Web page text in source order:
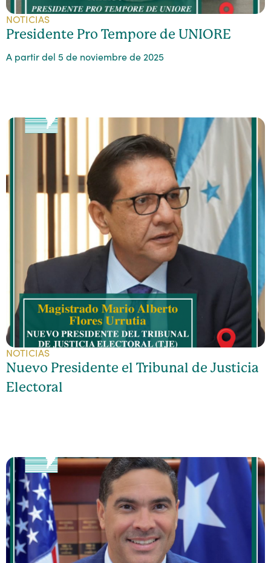
NOTICIAS
Presidente Pro Tempore de UNIORE
A partir del 5 de noviembre de 2025
NOTICIAS
Nuevo Presidente el Tribunal de Justicia
Electoral